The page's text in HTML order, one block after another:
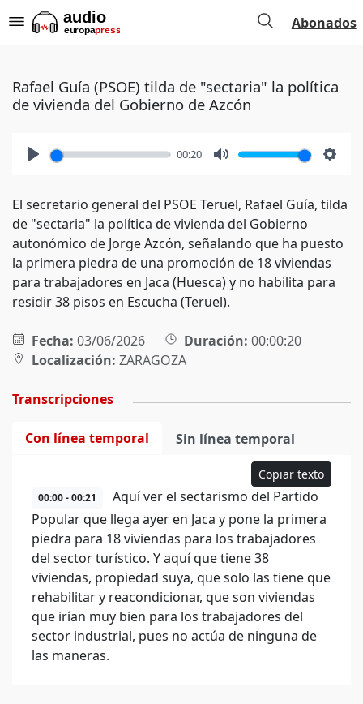
Abonados
Rafael Guía (PSOE) tilda de "sectaria" la política
de vivienda del Gobierno de Azcón
00:20
El secretario general del PSOE Teruel, Rafael Guía, tilda
de "sectaria" la política de vivienda del Gobierno
autonómico de Jorge Azcón, señalando que ha puesto
la primera piedra de una promoción de 18 viviendas
para trabajadores en Jaca (Huesca) y no habilita para
residir 38 pisos en Escucha (Teruel).
Fecha: 03/06/2026 Duración: 00:00:20
Localización: ZARAGOZA
Transcripciones
Con línea temporal Sin línea temporal
Copiar texto
00:00 - 00:21
Aquí ver el sectarismo del Partido
Popular que llega ayer en Jaca y pone la primera
piedra para 18 viviendas para los trabajadores
del sector turístico. Y aquí que tiene 38
viviendas, propiedad suya, que solo las tiene que
rehabilitar y reacondicionar, que son viviendas
que irían muy bien para los trabajadores del
sector industrial, pues no actúa de ninguna de
las maneras.